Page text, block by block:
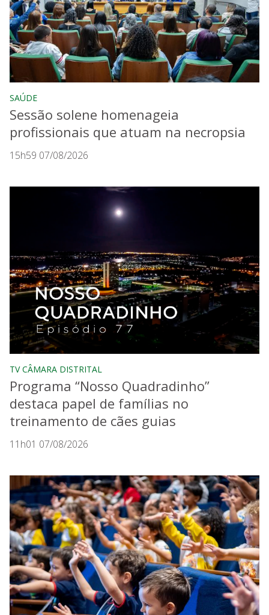
SAÚDE
Sessão solene homenageia
profissionais que atuam na necropsia
15h59 07/08/2026
TV CÂMARA DISTRITAL
Programa “Nosso Quadradinho”
destaca papel de famílias no
treinamento de cães guias
11h01 07/08/2026